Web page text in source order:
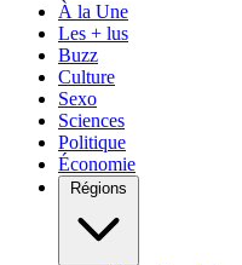
À la Une
Les + lus
Buzz
Culture
Sexo
Sciences
Politique
Économie
Régions